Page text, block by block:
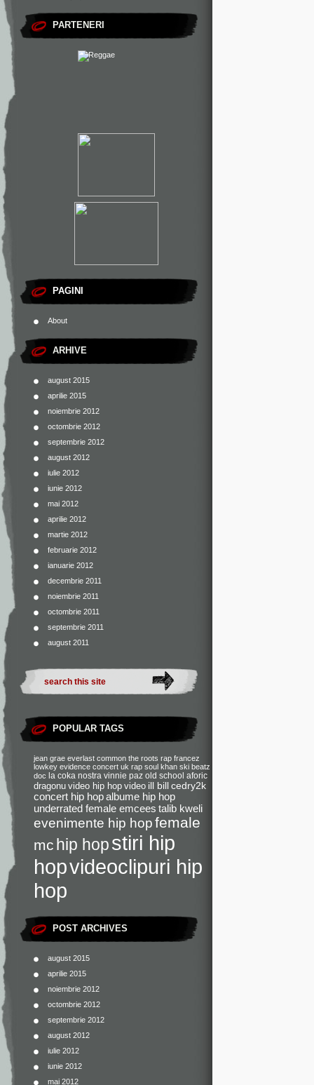
PARTENERI
PAGINI
About
ARHIVE
august 2015
aprilie 2015
noiembrie 2012
octombrie 2012
septembrie 2012
august 2012
iulie 2012
iunie 2012
mai 2012
aprilie 2012
martie 2012
februarie 2012
ianuarie 2012
decembrie 2011
noiembrie 2011
octombrie 2011
septembrie 2011
august 2011
POPULAR TAGS
jean grae everlast common the roots rap francez
lowkey evidence concert uk rap soul khan ski beatz
doc la coka nostra vinnie paz old school aforic
dragonu video hip hop video ill bill cedry2k
concert hip hopalbume hip hop
underrated female emcees talib kweli
evenimente hip hopfemale
mc hip hopstiri hip
hopvideoclipuri hip
hop
POST ARCHIVES
august 2015
aprilie 2015
noiembrie 2012
octombrie 2012
septembrie 2012
august 2012
iulie 2012
iunie 2012
mai 2012